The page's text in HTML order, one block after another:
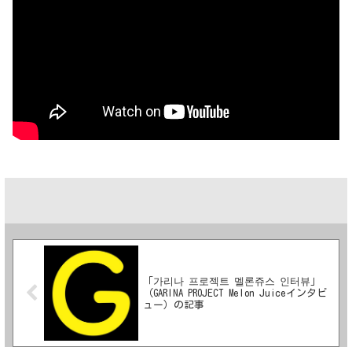
「가리나 프로젝트 멜론쥬스 인터뷰」
（GARINA PROJECT Melon Juiceインタビ
ュー）の記事